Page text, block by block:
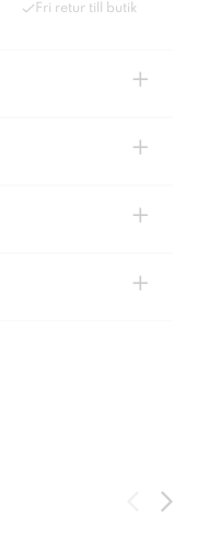
Fri retur till butik
+
+
+
+